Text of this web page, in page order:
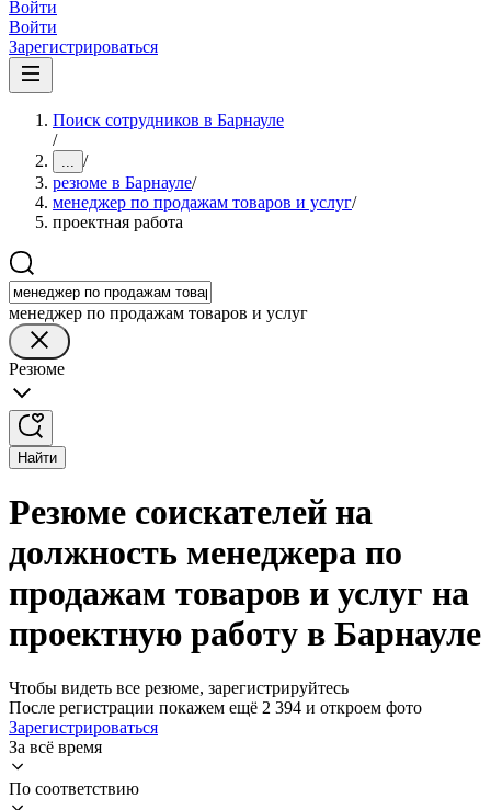
Войти
Войти
Зарегистрироваться
Поиск сотрудников в Барнауле
/
... /
резюме в Барнауле/
менеджер по продажам товаров и услуг/
проектная работа
менеджер по продажам товаров и услуг
Резюме
Найти
Резюме соискателей на
должность менеджера по
продажам товаров и услуг на
проектную работу в Барнауле
Чтобы видеть все резюме, зарегистрируйтесь
После регистрации покажем ещё 2 394 и откроем фото
Зарегистрироваться
За всё время
По соответствию